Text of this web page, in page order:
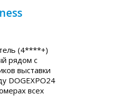
(4****+)
рядом с
выставки
DOGEXPO24
всех